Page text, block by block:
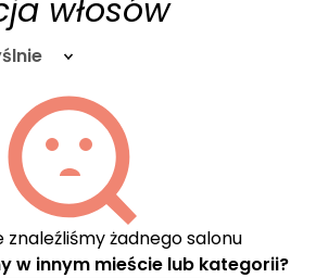
włosów
znaleźliśmy żadnego salonu
w innym mieście lub kategorii?